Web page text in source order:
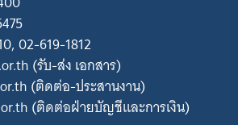
02-619-1812
(รับ-ส่ง เอกสาร)
(ติดต่อ-ประสานงาน)
(ติดต่อฝ่ายบัญชีและการเงิน)